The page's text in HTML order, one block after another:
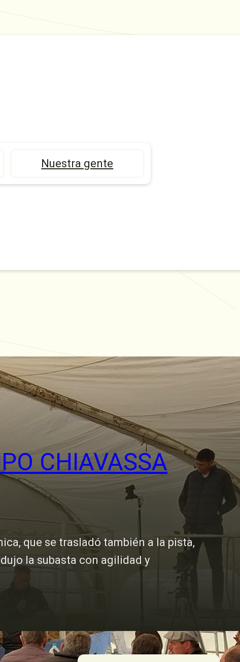
Nuestra gente
CHIAVASSA
que se trasladó también a la pista,
la subasta con agilidad y